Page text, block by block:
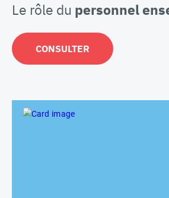
Le rôle du personnel
CONSULTER